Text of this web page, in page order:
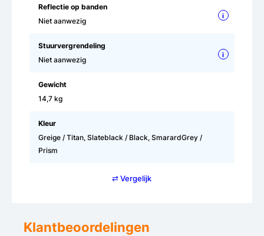
Reflectie op banden
Niet aanwezig
i
Stuurvergrendeling
Niet aanwezig
i
Gewicht
14,7 kg
Kleur
Greige / Titan, Slateblack / Black, SmarardGrey /
Prism
⇄ Vergelijk
Klantbeoordelingen